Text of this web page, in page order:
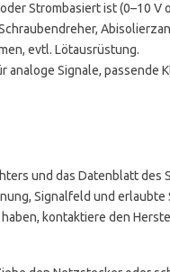
Strombasiert ist (0–10 V
evtl. Lötausrüstung.
analoge Signale, passende
und das Datenblatt des
Signalfeld und
kontaktiere den